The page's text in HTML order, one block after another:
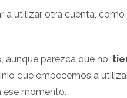
a utilizar otra cuenta,
aunque parezca que no,
que empecemos a
ese momento.